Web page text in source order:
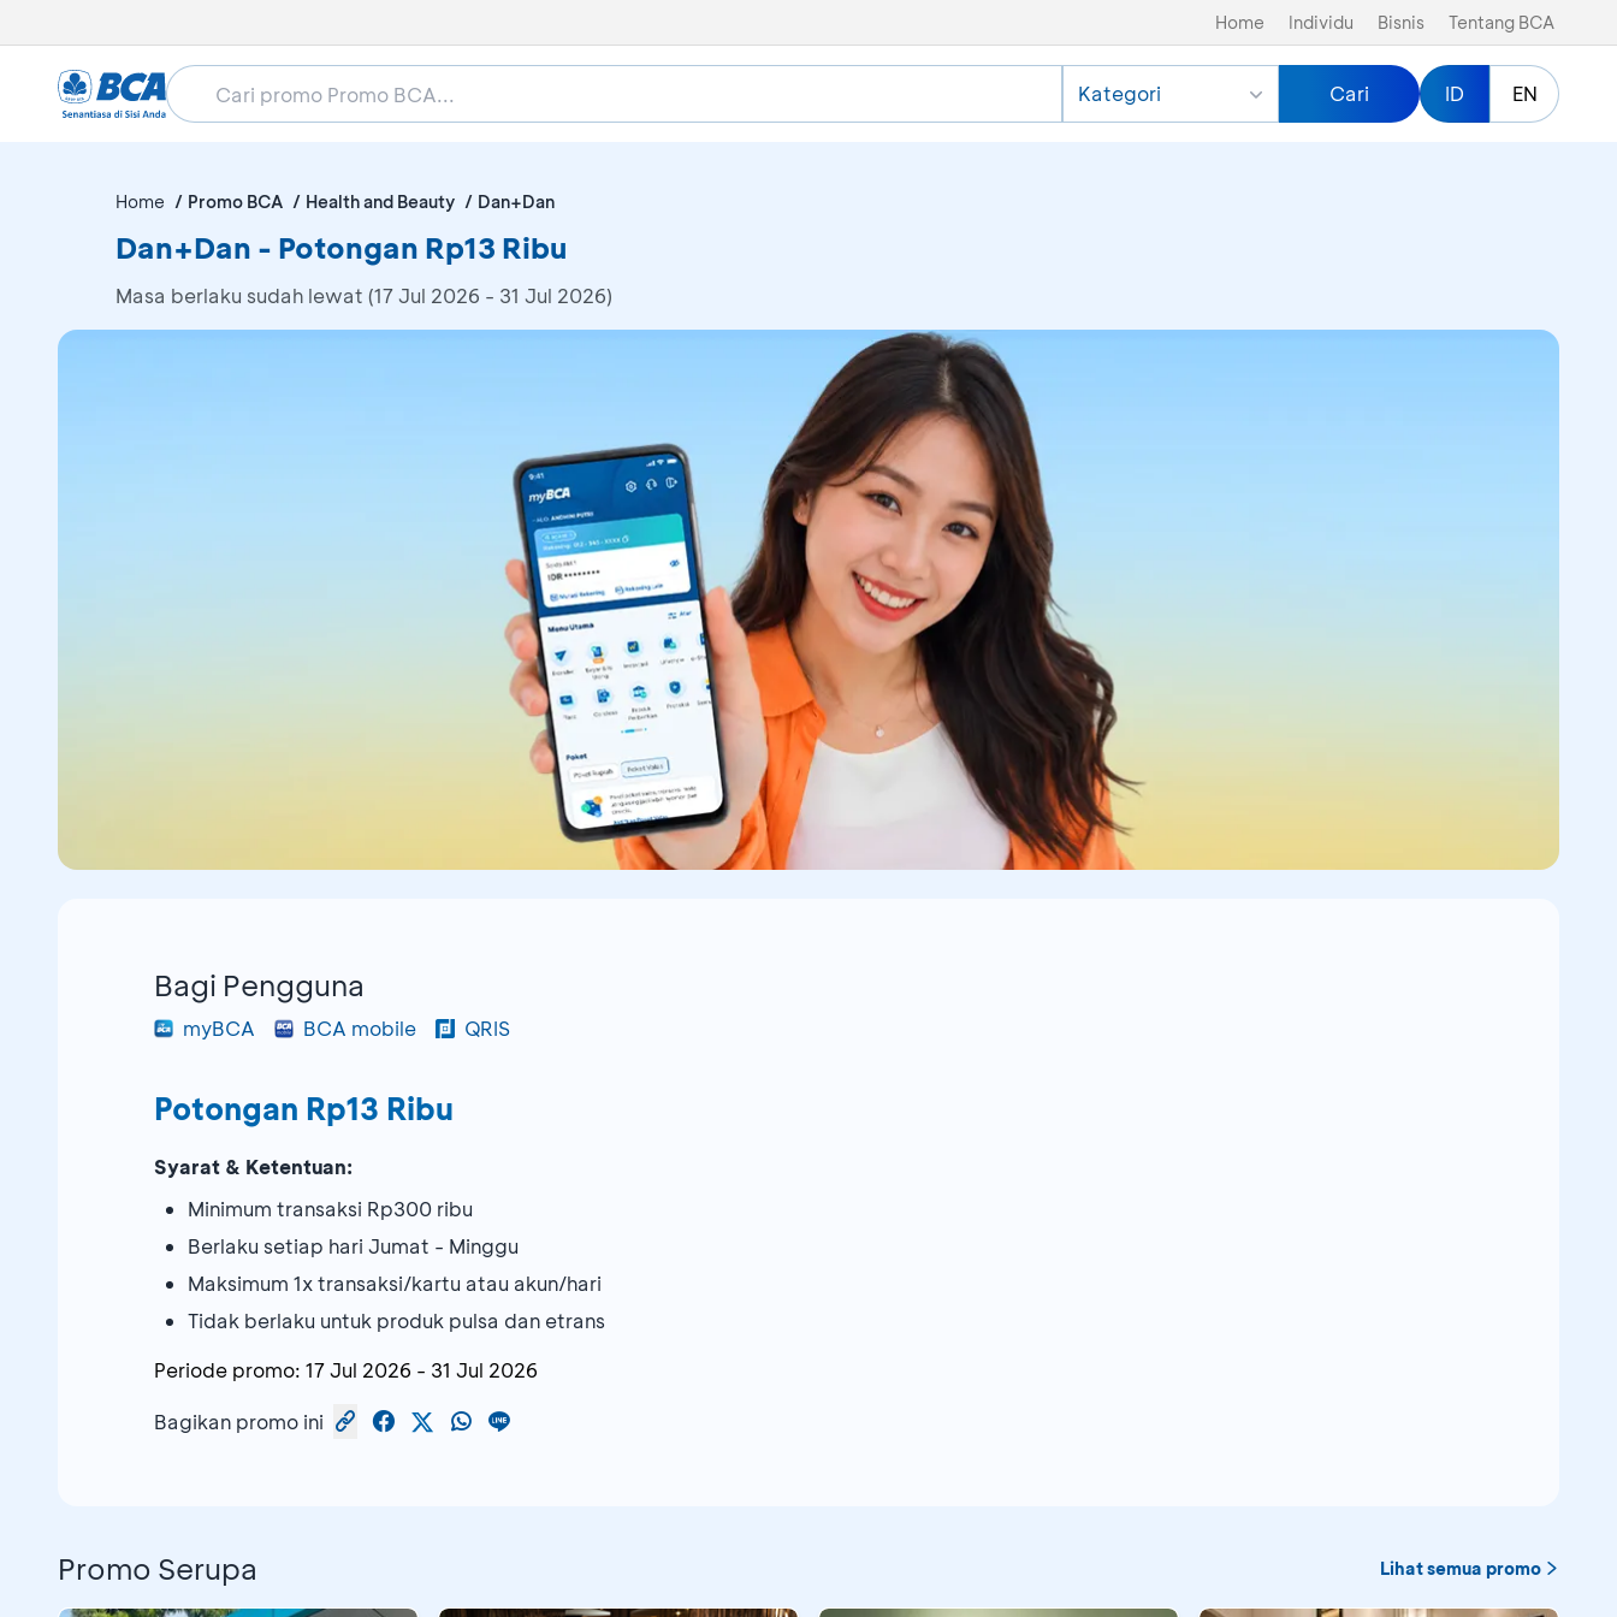
Home Individu Bisnis Tentang BCA
Kategori Cari ID EN
Home Promo BCA Health and Beauty Dan+Dan
Dan+Dan - Potongan Rp13 Ribu
Masa berlaku sudah lewat (17 Jul 2026 - 31 Jul 2026)
Bagi Pengguna
myBCA BCA mobile QRIS
Potongan Rp13 Ribu
Syarat & Ketentuan:
Minimum transaksi Rp300 ribu
Berlaku setiap hari Jumat - Minggu
Maksimum 1x transaksi/kartu atau akun/hari
Tidak berlaku untuk produk pulsa dan etrans
Periode promo: 17 Jul 2026 - 31 Jul 2026
Bagikan promo ini
Promo Serupa Lihat semua promo